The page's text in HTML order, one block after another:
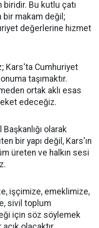
Bu kutlu çatı
bir makam değil;
değerlerine hizmet
Kars'ta Cumhuriyet
taşımaktır.
ortak aklı esas
edeceğiz.
olarak
bir yapı değil, Kars'ın
üreten ve halkın sesi
işçimize, emeklimize,
sivil toplum
için söz söylemek